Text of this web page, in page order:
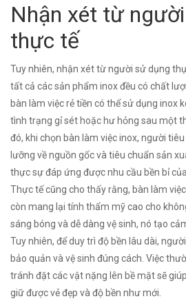
Nhận xét từ
thực tế
Tuy nhiên, nhận xét từ người sử dụng
tất cả các sản phẩm inox đều có chất
bàn làm việc rẻ tiền có thể sử dụng inox
tình trạng gỉ sét hoặc hư hỏng sau một
đó, khi chọn bàn làm việc inox, người
lưỡng về nguồn gốc và tiêu chuẩn sản
thực sự đáp ứng được nhu cầu bền bỉ
Thực tế cũng cho thấy rằng, bàn làm
còn mang lại tính thẩm mỹ cao cho
sáng bóng và dễ dàng vệ sinh, nó tạo
Tuy nhiên, để duy trì độ bền lâu dài,
bảo quản và vệ sinh đúng cách. Việc
tránh đặt các vật nặng lên bề mặt sẽ
giữ được vẻ đẹp và độ bền như mới.